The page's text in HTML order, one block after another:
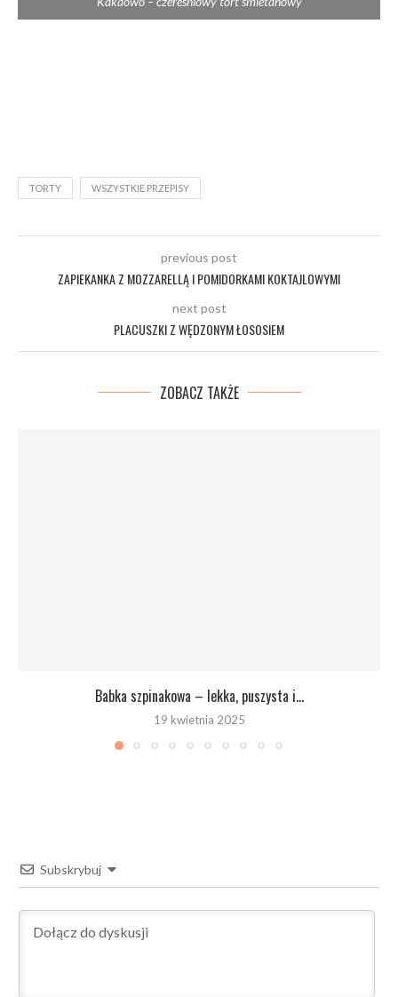
TORTY WSZYSTKIE PRZEPISY
previous post
ZAPIEKANKA Z MOZZARELLĄ I POMIDORKAMI KOKTAJLOWYMI
next post
PLACUSZKI Z WĘDZONYM ŁOSOSIEM
ZOBACZ TAKŻE
Babka szpinakowa – lekka, puszysta i...
19 kwietnia 2025
Subskrybuj